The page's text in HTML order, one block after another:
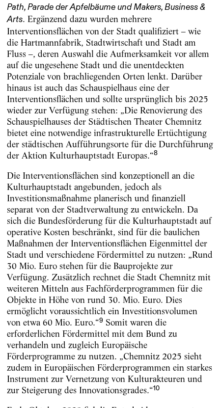
Path, Parade der Apfelbäume und Makers, Business &
Arts. Ergänzend dazu wurden mehrere
Interventionsflächen von der Stadt qualifiziert – wie
die Hartmannfabrik, Stadtwirtschaft und Stadt am
Fluss –, deren Auswahl die Aufmerksamkeit vor allem
auf die ungesehene Stadt und die unentdeckten
Potenziale von brachliegenden Orten lenkt. Darüber
hinaus ist auch das Schauspielhaus eine der
Interventionsflächen und sollte ursprünglich bis 2025
wieder zur Verfügung stehen: „Die Renovierung des
Schauspielhauses der Städtischen Theater Chemnitz
bietet eine notwendige infrastrukturelle Ertüchtigung
der städtischen Aufführungsorte für die Durchführung
der Aktion Kulturhauptstadt Europas.“8
Die Interventionsflächen sind konzeptionell an die
Kulturhauptstadt angebunden, jedoch als
Investitionsmaßnahme planerisch und finanziell
separat von der Stadtverwaltung zu entwickeln. Da
sich die Bundesförderung für die Kulturhauptstadt auf
operative Kosten beschränkt, sind für die baulichen
Maßnahmen der Interventionsflächen Eigenmittel der
Stadt und verschiedene Fördermittel zu nutzen: „Rund
30 Mio. Euro stehen für die Bauprojekte zur
Verfügung. Zusätzlich rechnet die Stadt Chemnitz mit
weiteren Mitteln aus Fachförderprogrammen für die
Objekte in Höhe von rund 30. Mio. Euro. Dies
ermöglicht voraussichtlich ein Investitionsvolumen
von etwa 60 Mio. Euro.“9Somit waren die
erforderlichen Fördermittel mit dem Bund zu
verhandeln und zugleich Europäische
Förderprogramme zu nutzen. „Chemnitz 2025 sieht
zudem in Europäischen Förderprogrammen ein starkes
Instrument zur Vernetzung von Kulturakteuren und
zur Steigerung des Innovationsgrades.“10